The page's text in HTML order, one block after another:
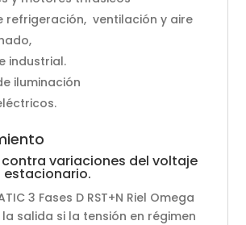
refrigeración, ventilación y aire
industrial.
iluminación
variaciones del voltaje
estacionario.
3 Fases D RST+N Riel Omega
salida si la tensión en régimen